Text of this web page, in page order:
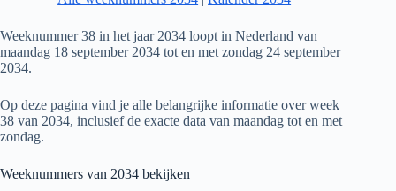
Weeknummer 38 in het jaar 2034 loopt in Nederland van
maandag 18 september 2034 tot en met zondag 24 september
2034.
Op deze pagina vind je alle belangrijke informatie over week
38 van 2034, inclusief de exacte data van maandag tot en met
zondag.
Weeknummers van 2034 bekijken